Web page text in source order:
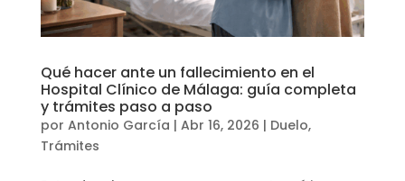
Qué hacer ante un fallecimiento en el
Hospital Clínico de Málaga: guía completa
y trámites paso a paso
por Antonio García | Abr 16, 2026 | Duelo,
Trámites